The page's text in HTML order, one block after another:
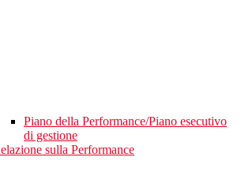
Piano della Performance/Piano esecutivo
di gestione
sulla Performance